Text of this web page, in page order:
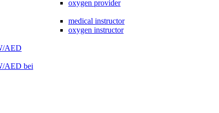
oxygen provider
medical instructor
oxygen instructor
AED
AED bei